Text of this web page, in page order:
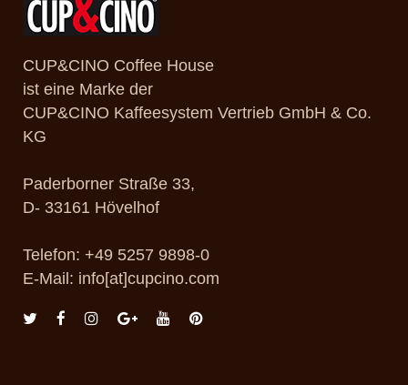
CUP&CINO Coffee House
ist eine Marke der
CUP&CINO Kaffeesystem Vertrieb GmbH & Co.
KG
Paderborner Straße 33,
D- 33161 Hövelhof
Telefon: +49 5257 9898-0
E-Mail: info[at]cupcino.com